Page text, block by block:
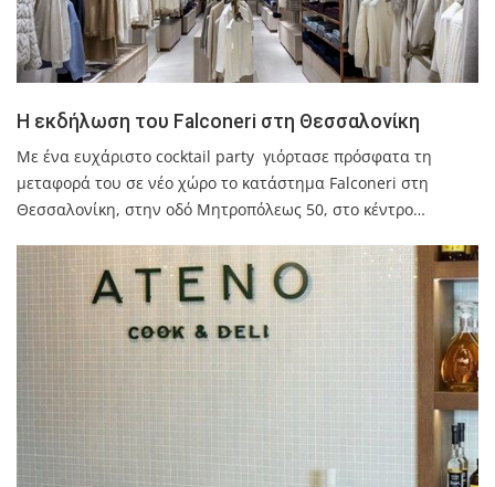
Η εκδήλωση του Falconeri στη Θεσσαλονίκη
Με ένα ευχάριστο cocktail party γιόρτασε πρόσφατα τη
μεταφορά του σε νέο χώρο το κατάστημα Falconeri στη
Θεσσαλονίκη, στην οδό Μητροπόλεως 50, στο κέντρο…